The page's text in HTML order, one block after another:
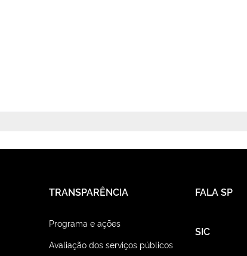
TRANSPARÊNCIA
Programa e ações
Avaliação dos serviços públicos
FALA SP
SIC